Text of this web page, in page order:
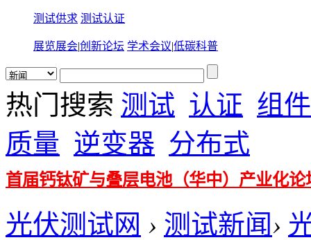
测试供求 测试认证
展览展会|创新论坛 学术会议|低碳科普
热门搜索 测试 认证 组件
质量 逆变器 分布式
首届钙钛矿与叠层电池（华中）产业化论
光伏测试网 › 测试新闻›